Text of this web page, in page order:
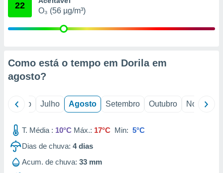
de
1199
22
O₃ (56 µg/m³)
Como está o tempo em Dorila em
agosto?
Junho Julho Agosto Setembro Outubro Novembro
T. Média : 10°C Máx.: 17°C Min: 5°C
Dias de chuva: 4dias
Acum. de chuva: 33 mm